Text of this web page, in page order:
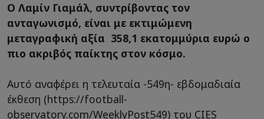
O Λαμίν Γιαμάλ, συντρίβοντας τον
ανταγωνισμό, είναι με εκτιμώμενη
μεταγραφική αξία 358,1 εκατομμύρια ευρώ ο
πιο ακριβός παίκτης στον κόσμο.
Αυτό αναφέρει η τελευταία -549η- εβδομαδιαία
έκθεση (https://football-
observatory.com/WeeklyPost549) του CIES